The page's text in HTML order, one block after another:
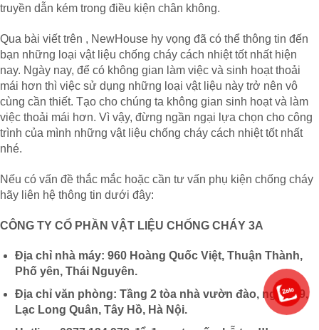
truyền dẫn kém trong điều kiện chân không.
Qua bài viết trên , NewHouse hy vọng đã có thể thông tin đến
bạn những loại vật liệu chống cháy cách nhiệt tốt nhất hiện
nay. Ngày nay, để có không gian làm việc và sinh hoạt thoải
mái hơn thì việc sử dụng những loại vật liệu này trở nên vô
cùng cần thiết. Tạo cho chúng ta không gian sinh hoạt và làm
việc thoải mái hơn. Vì vậy, đừng ngần ngại lựa chọn cho công
trình của mình những vật liệu chống cháy cách nhiệt tốt nhất
nhé.
Nếu có vấn đề thắc mắc hoặc cần tư vấn phụ kiện chống cháy
hãy liên hệ thông tin dưới đây:
CÔNG TY CỔ PHẦN VẬT LIỆU CHỐNG CHÁY 3A
Địa chỉ nhà máy: 960 Hoàng Quốc Việt, Thuận Thành,
Phố yên, Thái Nguyên.
Địa chỉ văn phòng: Tầng 2 tòa nhà vườn đào, ngõ 689,
Lạc Long Quân, Tây Hồ, Hà Nội.